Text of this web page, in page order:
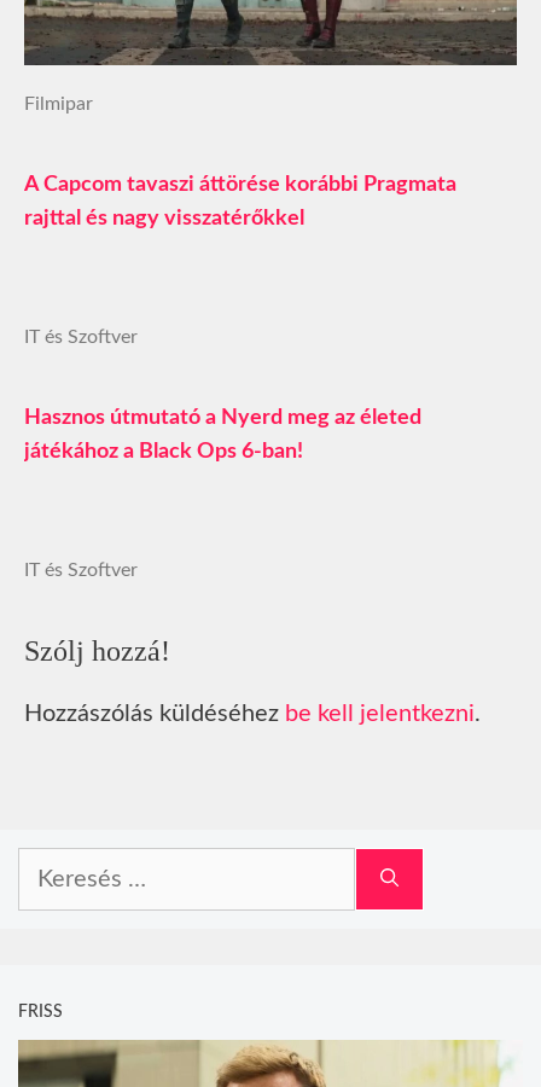
Filmipar
A Capcom tavaszi áttörése korábbi Pragmata
rajttal és nagy visszatérőkkel
IT és Szoftver
Hasznos útmutató a Nyerd meg az életed
játékához a Black Ops 6-ban!
IT és Szoftver
Szólj hozzá!
Hozzászólás küldéséhez be kell jelentkezni.
FRISS